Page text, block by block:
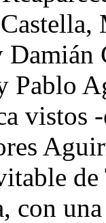
Pablo
vistos
de
con